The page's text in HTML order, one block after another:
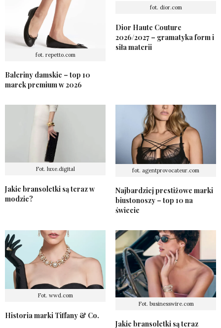
fot. repetto.com
Baleriny damskie – top 10
marek premium w 2026
fot. dior.com
Dior Haute Couture
2026/2027 – gramatyka form i
siła materii
Fot. luxe.digital
Jakie bransoletki są teraz w
modzie?
fot. agentprovocateur.com
Najbardziej prestiżowe marki
biustonoszy – top 10 na
świecie
Fot. wwd.com
Historia marki Tiffany & Co.
Fot. businesswire.com
Jakie bransoletki są teraz